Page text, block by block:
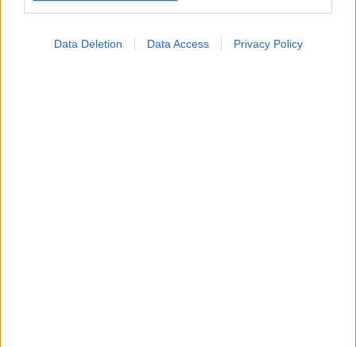
Data Deletion Data Access Privacy Policy
Betegségek